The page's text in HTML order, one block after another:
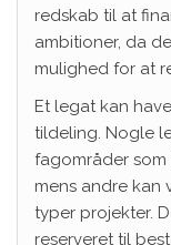
redskab til at
ambitioner, da
mulighed for at
Et legat kan
tildeling. Nogle
fagområder som
mens andre
typer projekter.
reserveret til